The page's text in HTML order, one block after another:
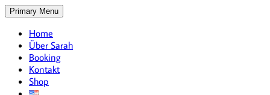
Skip
to
content
Primary Menu
Home
Über Sarah
Booking
Kontakt
Shop